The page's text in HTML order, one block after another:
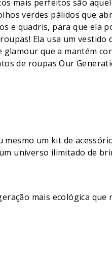
mais perfeitos são
verdes pálidos que
e quadris, para que ela
Ela usa um vestido
que a mantém
de roupas Our
um kit de
universo ilimitado de
mais ecológica que